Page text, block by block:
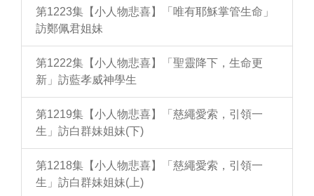
第1223集【小人物悲喜】「唯有耶穌掌管生命」
訪鄭佩君姐妹
第1222集【小人物悲喜】「聖靈降下，生命更
新」訪藍孝威神學生
第1219集【小人物悲喜】「慈繩愛索，引領一
生」訪白群妹姐妹(下)
第1218集【小人物悲喜】「慈繩愛索，引領一
生」訪白群妹姐妹(上)